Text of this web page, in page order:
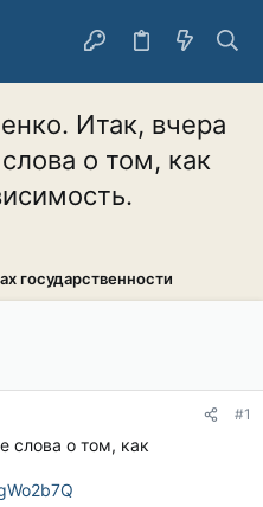
Итак, вчера
о том, как
государственности
#1
слова о том, как